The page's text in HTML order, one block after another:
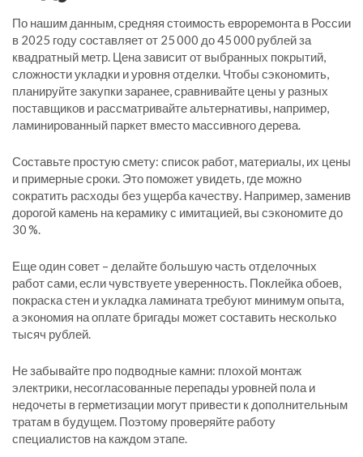
По нашим данным, средняя стоимость евроремонта в России
в 2025 году составляет от 25 000 до 45 000 рублей за
квадратный метр. Цена зависит от выбранных покрытий,
сложности укладки и уровня отделки. Чтобы сэкономить,
планируйте закупки заранее, сравнивайте цены у разных
поставщиков и рассматривайте альтернативы, например,
ламинированный паркет вместо массивного дерева.
Составьте простую смету: список работ, материалы, их цены
и примерные сроки. Это поможет увидеть, где можно
сократить расходы без ущерба качеству. Например, заменив
дорогой камень на керамику с имитацией, вы сэкономите до
30 %.
Еще один совет – делайте большую часть отделочных
работ сами, если чувствуете уверенность. Поклейка обоев,
покраска стен и укладка ламината требуют минимум опыта,
а экономия на оплате бригады может составить несколько
тысяч рублей.
Не забывайте про подводные камни: плохой монтаж
электрики, несогласованные перепады уровней пола и
недочеты в герметизации могут привести к дополнительным
тратам в будущем. Поэтому проверяйте работу
специалистов на каждом этапе.